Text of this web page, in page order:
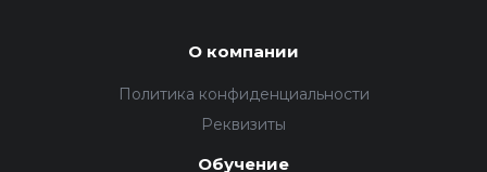
О компании
Политика конфиденциальности
Реквизиты
Обучение